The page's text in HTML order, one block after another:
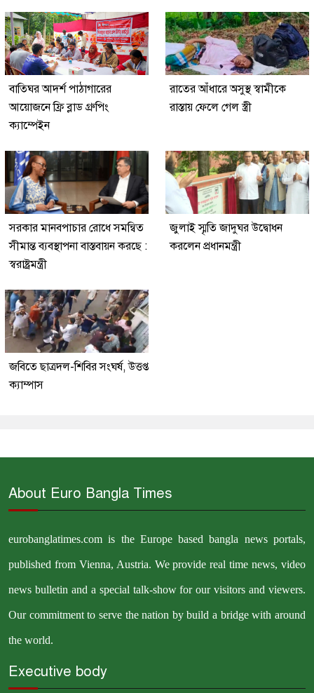
বাতিঘর আদর্শ পাঠাগারের
আয়োজনে ফ্রি ব্লাড গ্রুপিং
ক্যাম্পেইন
রাতের আঁধারে অসুস্থ স্বামীকে
রাস্তায় ফেলে গেল স্ত্রী
সরকার মানবপাচার রোধে সমন্বিত
সীমান্ত ব্যবস্থাপনা বাস্তবায়ন করছে :
স্বরাষ্ট্রমন্ত্রী
জুলাই স্মৃতি জাদুঘর উদ্বোধন
করলেন প্রধানমন্ত্রী
জবিতে ছাত্রদল-শিবির সংঘর্ষ, উত্তপ্ত
ক্যাম্পাস
About Euro Bangla Times
eurobanglatimes.com is the Europe based bangla news portals,
published from Vienna, Austria. We provide real time news, video
news bulletin and a special talk-show for our visitors and viewers.
Our commitment to serve the nation by build a bridge with around
the world.
Executive body